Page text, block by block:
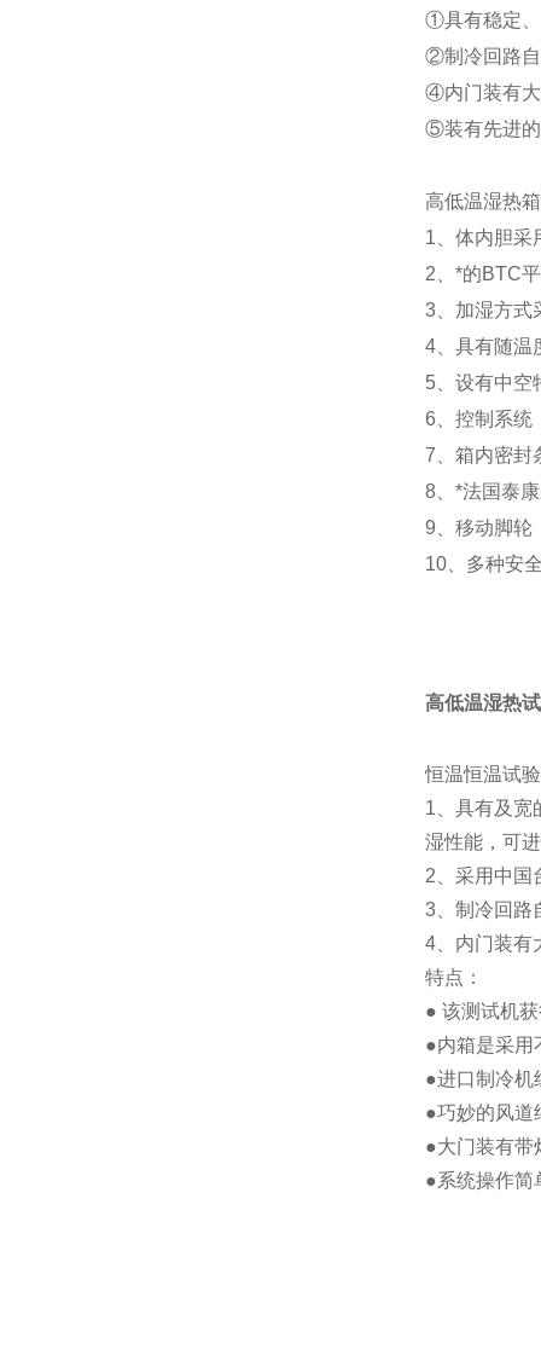
①具有稳定、
②制冷回路自
④内门装有大
⑤装有先进的
高低温湿热
1、体内胆采
2、*的BTC
3、加湿方式
4、具有随温
5、设有中空
6、控制系统
7、箱内密封
8、*法国泰
9、移动脚轮
10、多种安
高低温湿热
恒温恒温试
1、具有及宽
湿性能，可
2、采用中国
3、制冷回路
4、内门装有
特点：
● 该测试机
●内箱是采用
●进口制冷机
●巧妙的风道
●大门装有带
●系统操作简